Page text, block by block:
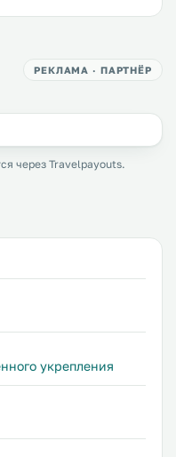
РЕКЛАМА · ПАРТНЁР
через Travelpayouts.
укрепления